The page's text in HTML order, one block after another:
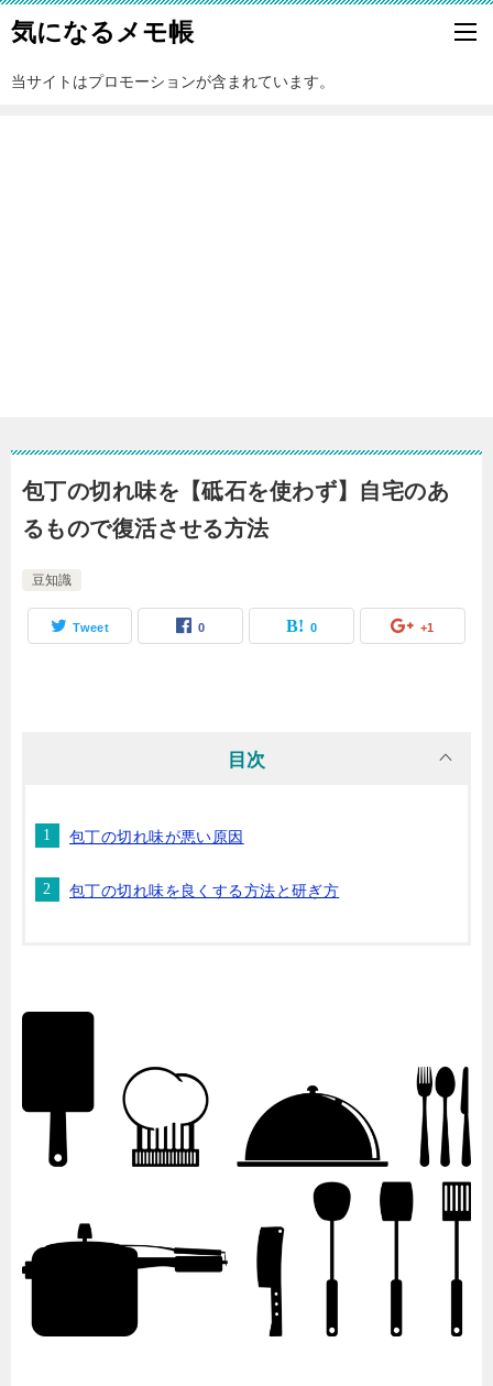
気になるメモ帳
当サイトはプロモーションが含まれています。
包丁の切れ味を【砥石を使わず】自宅のあ
るもので復活させる方法
豆知識
Tweet 0 0 +1
目次
包丁の切れ味が悪い原因
包丁の切れ味を良くする方法と研ぎ方